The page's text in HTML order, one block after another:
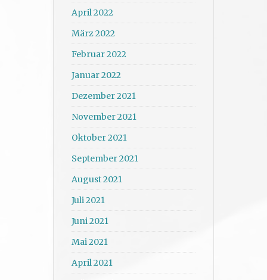
April 2022
März 2022
Februar 2022
Januar 2022
Dezember 2021
November 2021
Oktober 2021
September 2021
August 2021
Juli 2021
Juni 2021
Mai 2021
April 2021